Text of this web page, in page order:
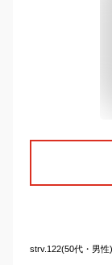
strv.122(50代・男性)